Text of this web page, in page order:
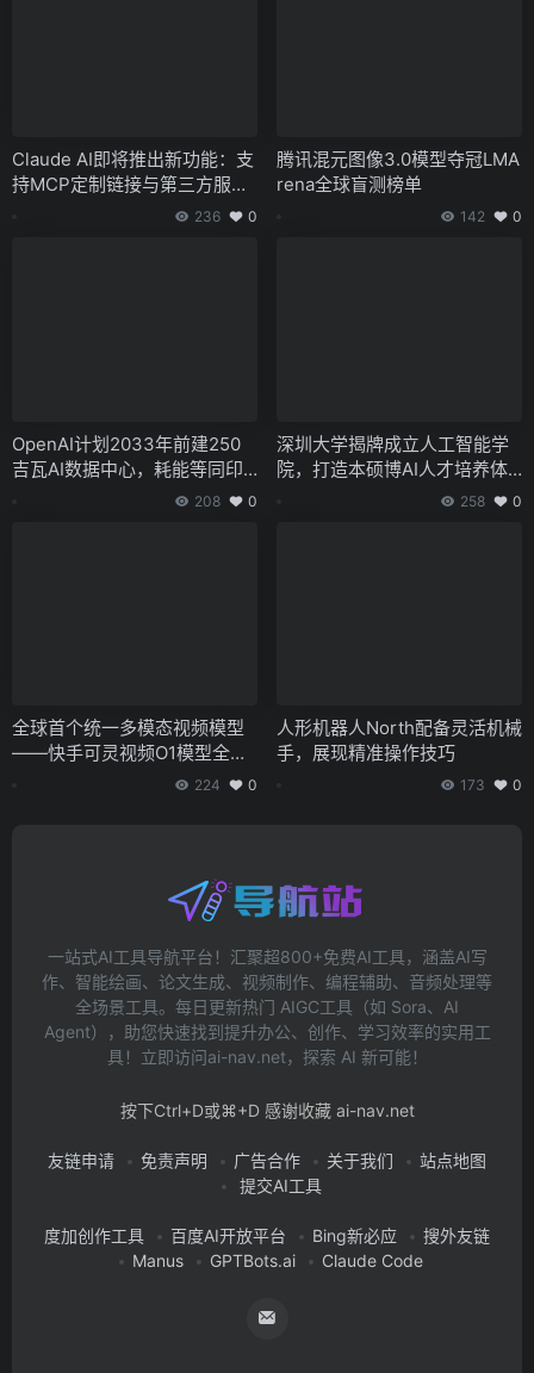
Claude AI即将推出新功能：支
持MCP定制链接与第三方服务
236 0
腾讯混元图像3.0模型夺冠LMA
rena全球盲测榜单
142 0
OpenAI计划2033年前建250
吉瓦AI数据中心，耗能等同印
208 0
深圳大学揭牌成立人工智能学
院，打造本硕博AI人才培养体
258 0
全球首个统一多模态视频模型
——快手可灵视频O1模型全量
224 0
人形机器人North配备灵活机械
手，展现精准操作技巧
173 0
一站式AI工具导航平台！汇聚超800+免费AI工具，涵盖AI写
作、智能绘画、论文生成、视频制作、编程辅助、音频处理等
全场景工具。每日更新热门 AIGC工具（如 Sora、AI
Agent），助您快速找到提升办公、创作、学习效率的实用工
具！立即访问ai-nav.net，探索 AI 新可能！
按下Ctrl+D或⌘+D 感谢收藏 ai-nav.net
友链申请 免责声明 广告合作 关于我们
站点地图
提交AI工具
度加创作工具 百度AI开放平台 Bing新必应
搜外友链
Manus
GPTBots.ai Claude Code